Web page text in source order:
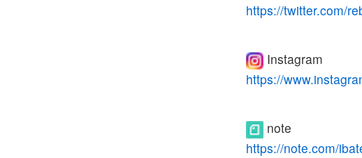
https://twitter.com/
Instagram
https://
note
https://note.com/